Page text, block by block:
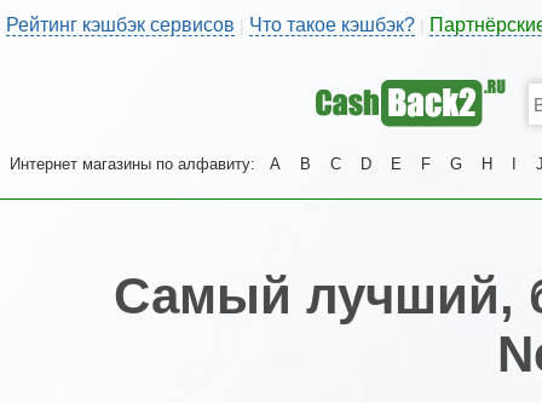
Рейтинг кэшбэк сервисов | Что такое кэшбэк?
Интернет магазины по алфавиту: A B C D E F G H
Самый лучший,